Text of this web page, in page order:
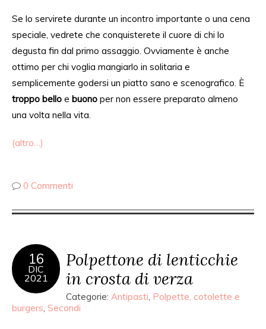
Se lo servirete durante un incontro importante o una cena
speciale, vedrete che conquisterete il cuore di chi lo
degusta fin dal primo assaggio. Ovviamente è anche
ottimo per chi voglia mangiarlo in solitaria e
semplicemente godersi un piatto sano e scenografico. È
troppo bello e buono per non essere preparato almeno
una volta nella vita.
(altro…)
0 Commenti
16
DIC
2021
Polpettone di lenticchie
in crosta di verza
Categorie: Antipasti, Polpette, cotolette e
burgers, Secondi